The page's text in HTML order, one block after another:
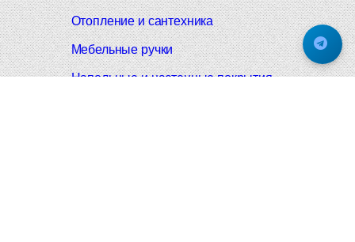
Отопление и сантехника
Мебельные ручки
Напольные и настенные покрытия